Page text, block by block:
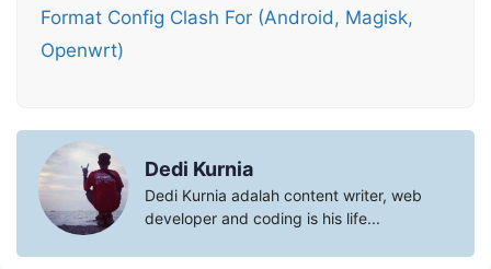
Format Config Clash For (Android, Magisk,
Openwrt)
Dedi Kurnia
Dedi Kurnia adalah content writer, web
developer and coding is his life...